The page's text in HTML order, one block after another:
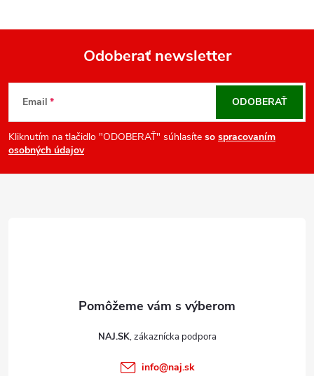
d
i
p
r
v
k
i
Odoberať newsletter
Email
Kliknutím na tlačidlo "ODOBERAŤ" súhlasíte so spracovaním
osobných údajov
ODOBERAŤ
NAJ.SK
info@naj.sk